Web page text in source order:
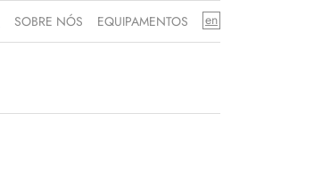
SOBRE NÓS EQUIPAMENTOS en